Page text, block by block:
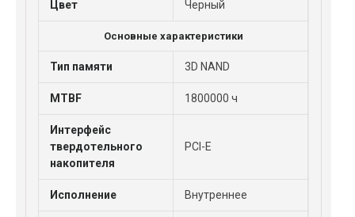
Цвет Черный
Основные характеристики
Тип памяти 3D NAND
MTBF 1800000 ч
Интерфейс
твердотельного
накопителя
PCI-E
Исполнение Внутреннее